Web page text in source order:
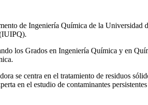
de Ingeniería Química de la
los Grados en Ingeniería Química y en
se centra en el tratamiento de residuos
en el estudio de contaminantes